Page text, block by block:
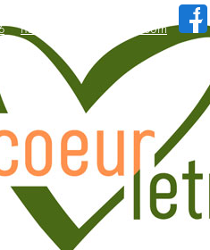
hallo@aucoeurvietnam.com